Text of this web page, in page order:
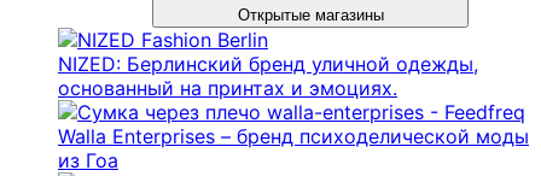
Открытые магазины
NIZED: Берлинский бренд уличной одежды,
основанный на принтах и ​​эмоциях.
Walla Enterprises – бренд психоделической моды
из Гоа